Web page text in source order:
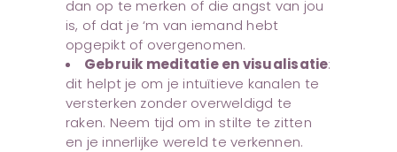
dan op te merken of die angst van jou
is, of dat je ‘m van iemand hebt
opgepikt of overgenomen.
Gebruik meditatie en visualisatie:
dit helpt je om je intuïtieve kanalen te
versterken zonder overweldigd te
raken. Neem tijd om in stilte te zitten
en je innerlijke wereld te verkennen.